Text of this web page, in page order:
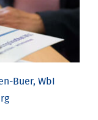
Buer, WbI